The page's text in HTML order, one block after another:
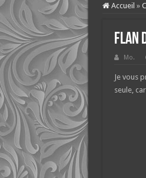
Accueil »
Flan
Mo.
Je vous
seule,